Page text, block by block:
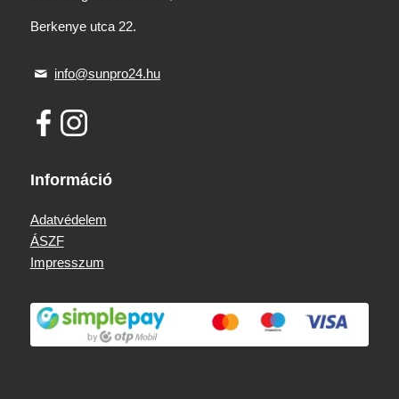
Berkenye utca 22.
info@sunpro24.hu
Információ
Adatvédelem
ÁSZF
Impresszum